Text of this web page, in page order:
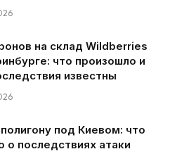
на склад Wildberries
что произошло и
известны
под Киевом: что
о последствиях атаки